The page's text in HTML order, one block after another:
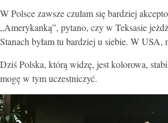
W Polsce zawsze czułam się bardziej
„Amerykanką”, pytano, czy w Teksasie
Stanach byłam tu bardziej u siebie. W USA,
Dziś Polska, którą widzę, jest kolorowa,
mogę w tym uczestniczyć.